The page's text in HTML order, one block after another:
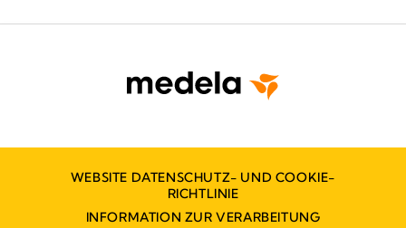
WEBSITE DATENSCHUTZ- UND COOKIE-
RICHTLINIE
INFORMATION ZUR VERARBEITUNG